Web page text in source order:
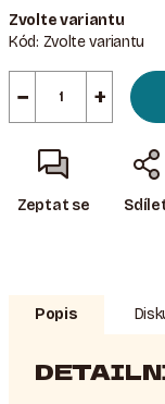
cena:
Zvolte variantu
Kód: Zvolte variantu
+
−
Zeptat se
Popis